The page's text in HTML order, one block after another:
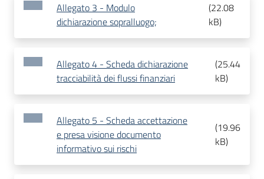
Allegato 3 - Modulo
dichiarazione sopralluogo;
(22.08
kB)
Allegato 4 - Scheda dichiarazione
tracciabilità dei flussi finanziari
(25.44
kB)
Allegato 5 - Scheda accettazione
e presa visione documento
informativo sui rischi
(19.96
kB)